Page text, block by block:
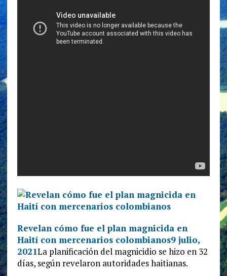
Revelan cómo fue el plan magnicida en
Haití con mercenarios colombianos9 julio,
2021La planificación del magnicidio se hizo en 32
días, según revelaron autoridades haitianas.